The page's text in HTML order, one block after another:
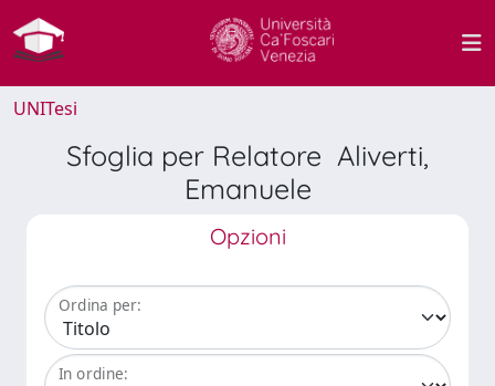
UNITesi
Sfoglia per Relatore Aliverti,
Emanuele
Opzioni
Ordina per:
In ordine: